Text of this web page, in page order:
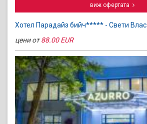
виж офертата
Хотел Парадайз бийч***** - Свети Влас
цени от88.00 EUR